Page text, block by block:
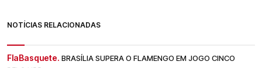
NOTÍCIAS RELACIONADAS
FlaBasquete. BRASÍLIA SUPERA O FLAMENGO EM JOGO CINCO